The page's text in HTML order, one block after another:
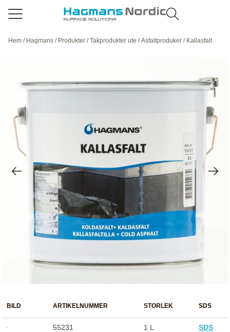
Hem / Hagmans / Produkter /Takprodukter ute /Asfaltproduker / Kallasfalt
BILD ARTIKELNUMMER STORLEK SDS
55231 1 L SDS